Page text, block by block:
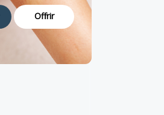
Offrir